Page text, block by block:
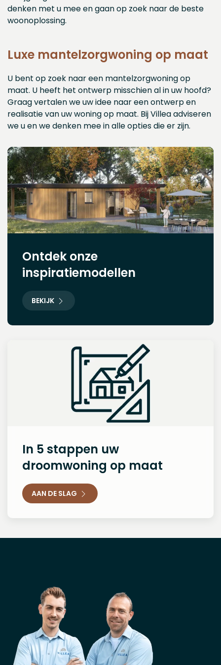
denken met u mee en gaan op zoek naar de beste
woonoplossing.
Luxe mantelzorgwoning op maat
U bent op zoek naar een mantelzorgwoning op
maat. U heeft het ontwerp misschien al in uw hoofd?
Graag vertalen we uw idee naar een ontwerp en
realisatie van uw woning op maat. Bij Villea adviseren
we u en we denken mee in alle opties die er zijn.
Ontdek onze
inspiratiemodellen
BEKIJK
In 5 stappen uw
droomwoning op maat
AAN DE SLAG